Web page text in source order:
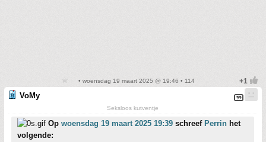
• woensdag 19 maart 2025 @ 19:46 • 114
VoMy
Seksloos kutventje
Op woensdag 19 maart 2025 19:39 schreef Perrin het
volgende: